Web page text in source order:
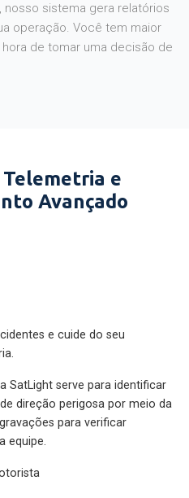
nosso sistema gera relatórios
operação. Você tem maior
de tomar uma decisão de
Telemetria e
Avançado
e cuide do seu
SatLight serve para identificar
direção perigosa por meio da
para verificar
equipe.